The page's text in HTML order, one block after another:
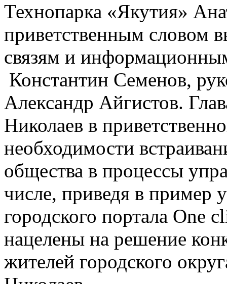
Технопарка «Якутия»
приветственным словом
связям и
Константин Семенов,
Александр Айгистов.
Николаев в
необходимости
общества в процессы
числе, приведя в пример
городского портала
нацелены на решение
жителей городского